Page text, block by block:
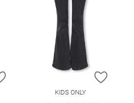
ZUR WUNSCHLISTE HINZUFÜGEN
ZUR
KIDS ONLY